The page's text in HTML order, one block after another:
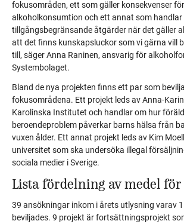
fokusområden, ett som gäller konsekvenser
alkoholkonsumtion och ett annat som handlar
tillgångsbegränsande åtgärder när det gäller
att det finns kunskapsluckor som vi gärna vill
till, säger Anna Raninen, ansvarig för
Systembolaget.
Bland de nya projekten finns ett par som
fokusområdena. Ett projekt leds av Anna-
Karolinska Institutet och handlar om hur
beroendeproblem påverkar barns hälsa från
vuxen ålder. Ett annat projekt leds av Kim
universitet som ska undersöka illegal
sociala medier i Sverige.
Lista fördelning av medel för
39 ansökningar inkom i årets utlysning varav
beviljades. 9 projekt är fortsättningsprojekt